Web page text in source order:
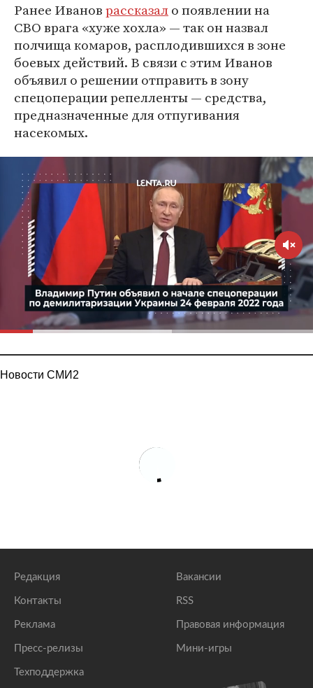
Ранее Ивановрассказало появлении на
СВО врага «хуже хохла» — так он назвал
полчища комаров, расплодившихся в зоне
боевых действий. В связи с этим Иванов
объявил о решении отправить в зону
спецоперации репелленты — средства,
предназначенные для отпугивания
насекомых.
Новости СМИ2
Редакция
Контакты
Реклама
Пресс-релизы
Техподдержка
Вакансии
RSS
Правовая информация
Мини-игры